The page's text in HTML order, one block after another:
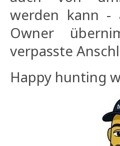
werden kann -
Owner
verpasste
Happy hunting